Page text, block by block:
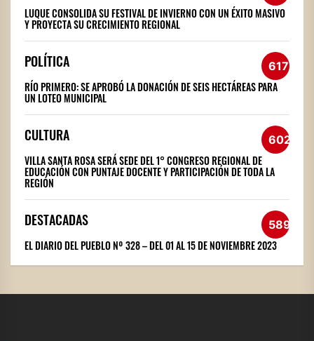
LUQUE CONSOLIDA SU FESTIVAL DE INVIERNO CON UN ÉXITO MASIVO
Y PROYECTA SU CRECIMIENTO REGIONAL
POLÍTICA 617
RÍO PRIMERO: SE APROBÓ LA DONACIÓN DE SEIS HECTÁREAS PARA
UN LOTEO MUNICIPAL
CULTURA 602
VILLA SANTA ROSA SERÁ SEDE DEL 1° CONGRESO REGIONAL DE
EDUCACIÓN CON PUNTAJE DOCENTE Y PARTICIPACIÓN DE TODA LA
REGIÓN
DESTACADAS 589
EL DIARIO DEL PUEBLO Nº 328 – DEL 01 AL 15 DE NOVIEMBRE 2023